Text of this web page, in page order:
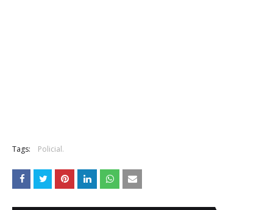
Tags: Policial.